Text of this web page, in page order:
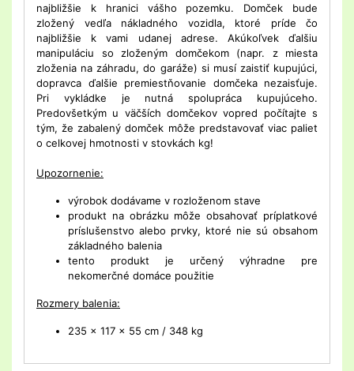
najbližšie k hranici vášho pozemku. Domček bude
zložený vedľa nákladného vozidla, ktoré príde čo
najbližšie k vami udanej adrese. Akúkoľvek ďalšiu
manipuláciu so zloženým domčekom (napr. z miesta
zloženia na záhradu, do garáže) si musí zaistiť kupujúci,
dopravca ďalšie premiestňovanie domčeka nezaisťuje.
Pri vykládke je nutná spolupráca kupujúceho.
Predovšetkým u väčších domčekov vopred počítajte s
tým, že zabalený domček môže predstavovať viac paliet
o celkovej hmotnosti v stovkách kg!
Upozornenie:
výrobok dodávame v rozloženom stave
produkt na obrázku môže obsahovať príplatkové
príslušenstvo alebo prvky, ktoré nie sú obsahom
základného balenia
tento produkt je určený výhradne pre
nekomerčné domáce použitie
Rozmery balenia:
235 x 117 x 55 cm / 348 kg